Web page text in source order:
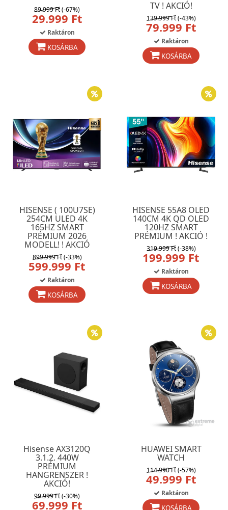
89.999 Ft(-67%)
29.999 Ft
Raktáron
KOSÁRBA
TV ! AKCIÓ!
139.999 Ft(-43%)
79.999 Ft
Raktáron
KOSÁRBA
HISENSE ( 100U7SE)
254CM ULED 4K
165HZ SMART
PRÉMIUM 2026
MODELL! ! AKCIÓ
899.999 Ft(-33%)
599.999 Ft
Raktáron
KOSÁRBA
HISENSE 55A8 OLED
140CM 4K QD OLED
120HZ SMART
PRÉMIUM ! AKCIÓ !
319.999 Ft(-38%)
199.999 Ft
Raktáron
KOSÁRBA
Hisense AX3120Q
3.1.2. 440W
PRÉMIUM
HANGRENSZER !
AKCIÓ!
99.999 Ft(-30%)
69.999 Ft
HUAWEI SMART
WATCH
114.990 Ft(-57%)
49.999 Ft
Raktáron
KOSÁRBA